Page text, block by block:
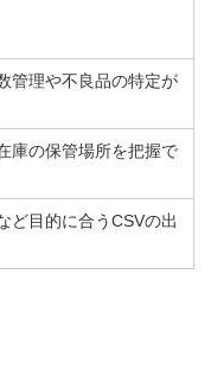
管理や不良品の特定が
庫の保管場所を把握で
ど目的に合うCSVの出